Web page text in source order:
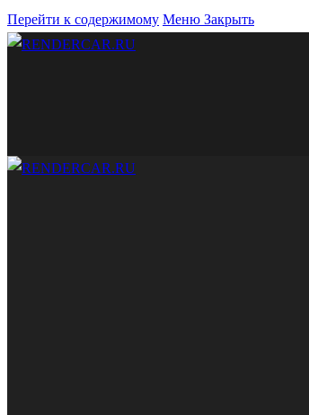
Перейти к содержимому Меню Закрыть